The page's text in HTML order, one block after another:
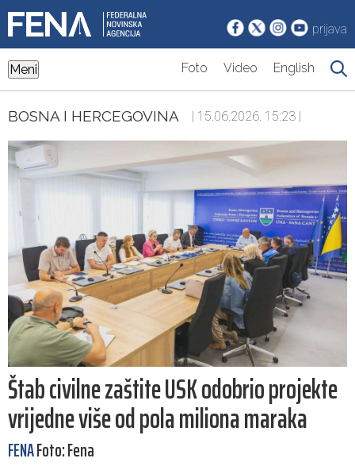
prijava
Meni Foto Video English
BOSNA I HERCEGOVINA | 15.06.2026. 15:23 |
Štab civilne zaštite USK odobrio projekte
vrijedne više od pola miliona maraka
FENAFoto: Fena